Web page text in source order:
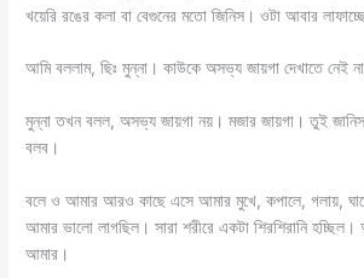
খয়েরি রঙের কলা বা বেগুনের মতো জিনিস। ওটা আবার
আমি বললাম, ছিঃ মুন্না। কাউকে অসভ্য জায়গা দেখাতে নেই
মুন্না তখন বলল, অসভ্য জায়গা নয়। মজার জায়গা। তুই
বলব।
বলে ও আমার আরও কাছে এসে আমার মুখে, কপালে, গলায়,
আমার ভালো লাগছিল। সারা শরীরে একটা শিরশিরানি
আমার।